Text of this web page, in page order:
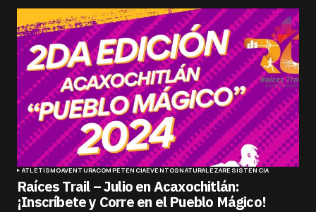
ATLETISMOAVENTURACOMPETENCIAEVENTOSNATURALEZARESISTENCIA
Raíces Trail – Julio en Acaxochitlán:
¡Inscríbete y Corre en el Pueblo Mágico!